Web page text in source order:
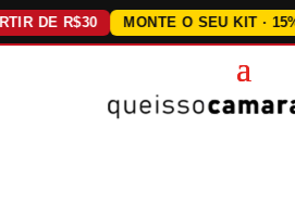
R$30 MONTE O SEU KIT · 15% OFF